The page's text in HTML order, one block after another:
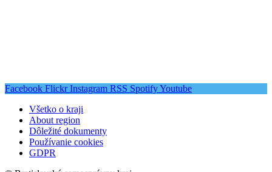
Facebook Flickr Instagram RSS SpotifyYoutube
Všetko o kraji
About region
Dôležité dokumenty
Používanie cookies
GDPR